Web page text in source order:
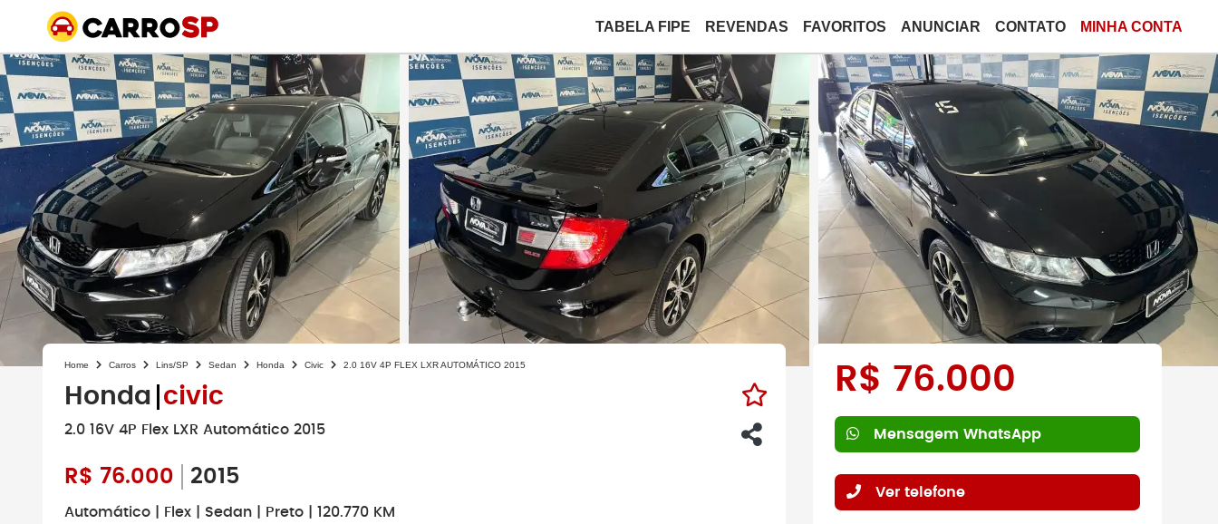
TABELA FIPE REVENDAS FAVORITOS ANUNCIAR CONTATO MINHA CONTA
Home Carros Lins/SP Sedan Honda Civic 2.0 16V 4P FLEX LXR AUTOMÁTICO 2015
Honda civic
2.0 16V 4P Flex LXR Automático 2015
R$ 76.000 2015
Automático | Flex | Sedan | Preto | 120.770 KM
R$ 76.000
Mensagem WhatsApp
Ver telefone